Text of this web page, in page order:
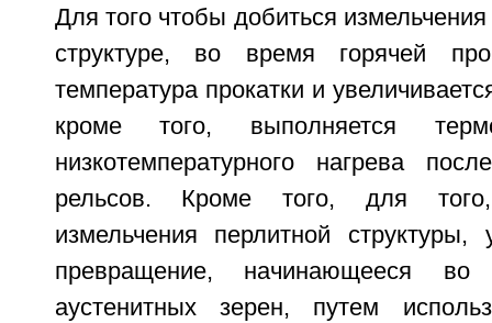
Для того чтобы добиться
структуре, во время горячей
температура прокатки и
кроме того, выполняется
низкотемпературного нагрева
рельсов. Кроме того, для
измельчения перлитной структуры,
превращение, начинающееся во
аустенитных зерен, путем